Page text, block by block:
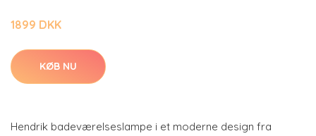
1899 DKK
KØB NU
Hendrik badeværelseslampe i et moderne design fra